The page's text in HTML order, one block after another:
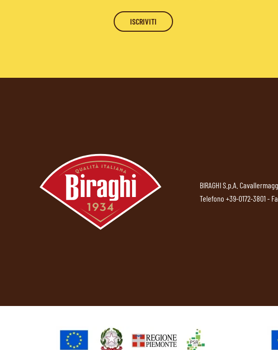
BIRAGHI S.p.A.
Telefono +39-0172-3801-